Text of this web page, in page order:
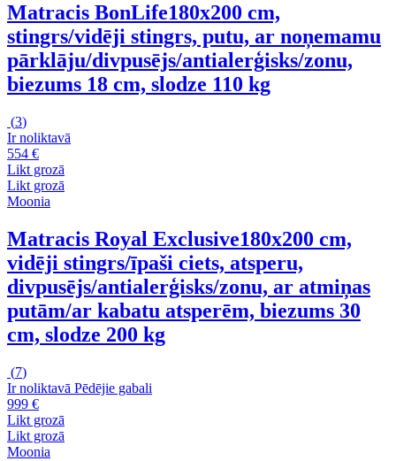
Matracis BonLife180x200 cm,
stingrs/vidēji stingrs, putu, ar noņemamu
pārklāju/divpusējs/antialerģisks/zonu,
biezums 18 cm, slodze 110 kg
(3)
Ir noliktavā
554 €
Likt grozā
Likt grozā
Moonia
Matracis Royal Exclusive180x200 cm,
vidēji stingrs/īpaši ciets, atsperu,
divpusējs/antialerģisks/zonu, ar atmiņas
putām/ar kabatu atsperēm, biezums 30
cm, slodze 200 kg
(7)
Ir noliktavā Pēdējie gabali
999 €
Likt grozā
Likt grozā
Moonia